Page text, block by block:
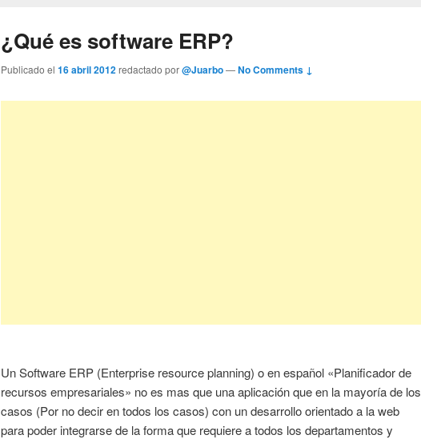
¿Qué es software ERP?
Publicado el16 abril 2012redactado por@Juarbo—No Comments ↓
Un Software ERP (Enterprise resource planning) o en español «Planificador de
recursos empresariales» no es mas que una aplicación que en la mayoría de los
casos (Por no decir en todos los casos) con un desarrollo orientado a la web
para poder integrarse de la forma que requiere a todos los departamentos y